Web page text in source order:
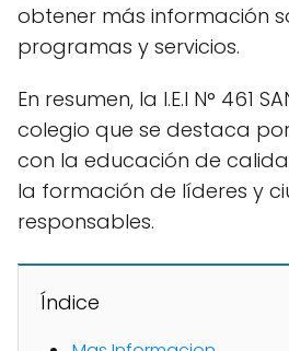
obtener más información
programas y servicios.
En resumen, la I.E.I N° 461
colegio que se destaca
con la educación de
la formación de líderes y
responsables.
Índice